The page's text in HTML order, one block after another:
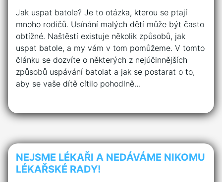
Jak uspat batole? Je to otázka, kterou se ptají
mnoho rodičů. Usínání malých dětí může být často
obtížné. Naštěstí existuje několik způsobů, jak
uspat batole, a my vám v tom pomůžeme. V tomto
článku se dozvíte o některých z nejúčinnějších
způsobů uspávání batolat a jak se postarat o to,
aby se vaše dítě cítilo pohodlně…
NEJSME LÉKAŘI A NEDÁVÁME NIKOMU
LÉKAŘSKÉ RADY!